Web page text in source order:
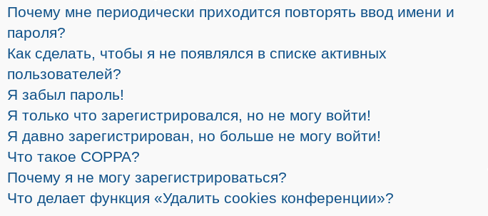
Почему мне периодически приходится повторять ввод имени и
пароля?
Как сделать, чтобы я не появлялся в списке активных
пользователей?
Я забыл пароль!
Я только что зарегистрировался, но не могу войти!
Я давно зарегистрирован, но больше не могу войти!
Что такое COPPA?
Почему я не могу зарегистрироваться?
Что делает функция «Удалить cookies конференции»?